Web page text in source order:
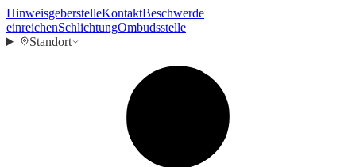
HinweisgeberstelleKontaktBeschwerde
einreichenSchlichtungOmbudsstelle
Standort